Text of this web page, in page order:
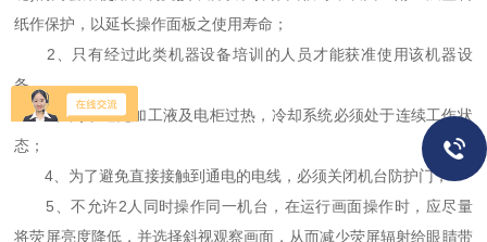
纸作保护，以延长操作面板之使用寿命；
2、只有经过此类机器设备培训的人员才能获准使用该机器设
备。
3、为了避免加工液及电柜过热，冷却系统必须处于连续工作状
态；
4、为了避免直接接触到通电的电线，必须关闭机台防护门；
5、不允许2人同时操作同一机台，在运行画面操作时，应尽量
将荧屏亮度降低，并选择斜视观察画面，从而减少荧屏辐射给眼睛带